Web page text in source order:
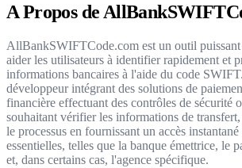
A Propos de
AllBankSWIFTCode.com est un outil
aider les utilisateurs à identifier rapidement et
informations bancaires à l'aide du code
développeur intégrant des solutions de
financière effectuant des contrôles de sécurité
souhaitant vérifier les informations de
le processus en fournissant un accès
essentielles, telles que la banque émettrice, le
et, dans certains cas, l'agence spécifique.